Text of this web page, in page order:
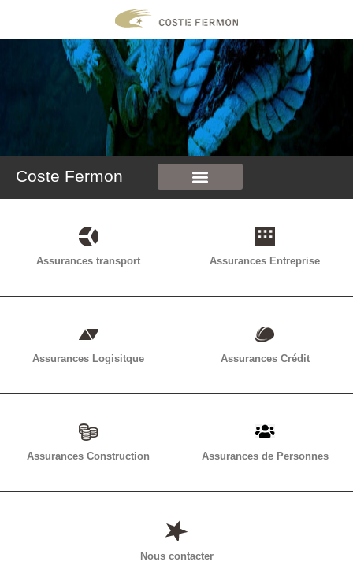
Coste Fermon
Assurances transport Assurances Entreprise
Assurances Logisitque Assurances Crédit
Assurances Construction Assurances de Personnes
Nous contacter